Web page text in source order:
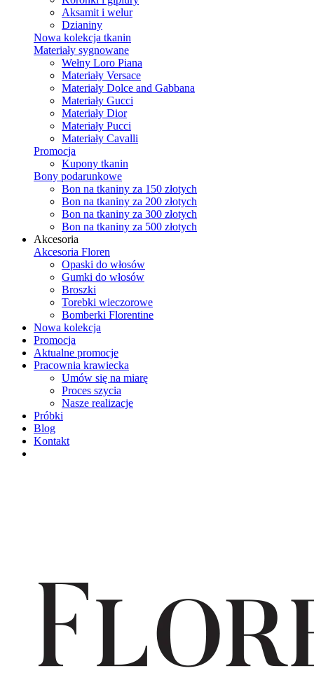
Aksamit i welur
Dzianiny
Nowa kolekcja tkanin
Materiały sygnowane
Wełny Loro Piana
Materiały Versace
Materiały Dolce and Gabbana
Materiały Gucci
Materiały Dior
Materiały Pucci
Materiały Cavalli
Promocja
Kupony tkanin
Bony podarunkowe
Bon na tkaniny za 150 złotych
Bon na tkaniny za 200 złotych
Bon na tkaniny za 300 złotych
Bon na tkaniny za 500 złotych
Akcesoria
Akcesoria Floren
Opaski do włosów
Gumki do włosów
Broszki
Torebki wieczorowe
Bomberki Florentine
Nowa kolekcja
Promocja
Aktualne promocje
Pracownia krawiecka
Umów się na miarę
Proces szycia
Nasze realizacje
Próbki
Blog
Kontakt